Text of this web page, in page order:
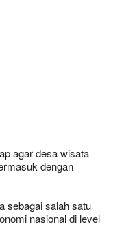
agar desa wisata
dengan
sebagai salah satu
nasional di level